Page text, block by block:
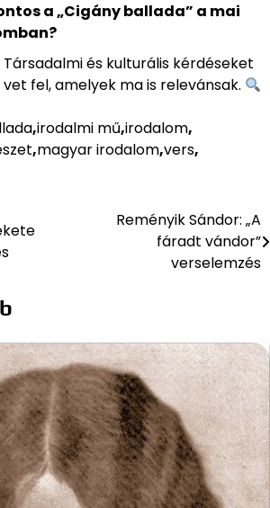
a „Cigány ballada” a mai
Társadalmi és kulturális kérdéseket
vet fel, amelyek ma is relevánsak.
,irodalmi mű,irodalom,
,magyar irodalom,vers,
Reményik Sándor: „A
fáradt vándor”
verselemzés